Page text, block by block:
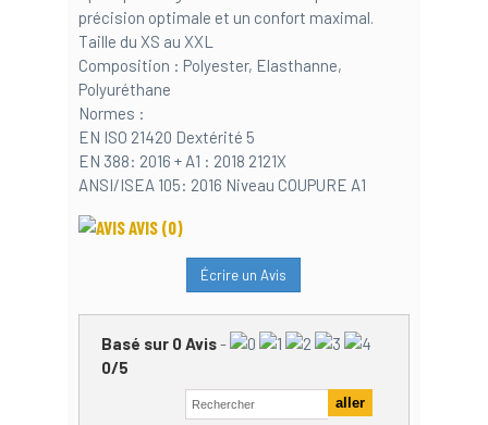
précision optimale et un confort maximal.
Taille du XS au XXL
Composition : Polyester, Elasthanne,
Polyuréthane
Normes :
EN ISO 21420 Dextérité 5
EN 388: 2016 + A1 : 2018 2121X
ANSI/ISEA 105: 2016 Niveau COUPURE A1
AVIS (0)
Écrire un Avis
Basé sur 0Avis-
0/5